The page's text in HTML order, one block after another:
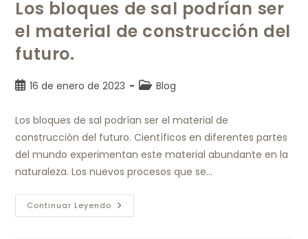
Los bloques de sal podrían ser
el material de construcción del
futuro.
16 de enero de 2023 Blog
Los bloques de sal podrían ser el material de
construcción del futuro. Científicos en diferentes partes
del mundo experimentan este material abundante en la
naturaleza. Los nuevos procesos que se…
Continuar Leyendo